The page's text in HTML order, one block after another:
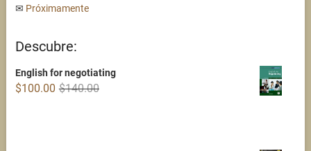
✉ Próximamente
Descubre:
English for negotiating
$140.00Original
$100.00
Current